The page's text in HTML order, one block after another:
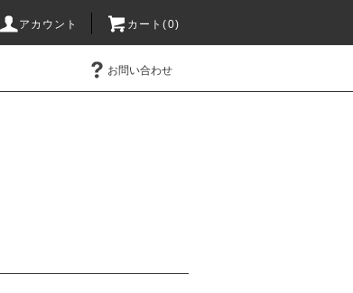
アカウント カート(0)
お問い合わせ